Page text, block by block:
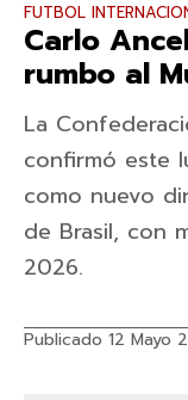
FUTBOL
Carlo
rumbo al
La
confirmó este
como nuevo
de Brasil, con
2026.
Publicado 12 Mayo